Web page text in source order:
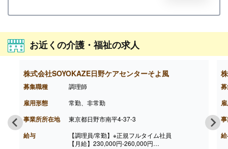
お近くの介護・福祉の求人
株式会社SOYOKAZE日野ケアセンターそよ風
募集職種 調理師
雇用形態 常勤、非常勤
事業所所在地 東京都日野市南平4-37-3
給与
【調理員/常勤】※正規フルタイム社員
【月給】230,000円-260,000円